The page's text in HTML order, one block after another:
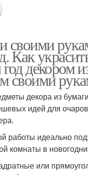
своими
Как
декором
своими
декора из
идей для
работы идеально
комнаты в
или